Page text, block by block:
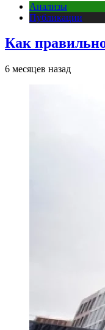
Анализы
Публикации
Как
6 месяцев назад